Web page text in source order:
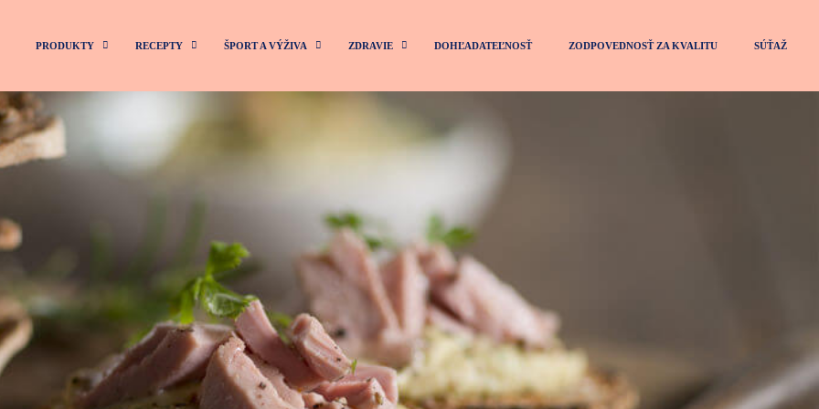
PRODUKTY RECEPTY ŠPORT A VÝŽIVA ZDRAVIE DOHĽADATEĽNOSŤ ZODPOVEDNOSŤ ZA KVALITU SÚŤAŽ